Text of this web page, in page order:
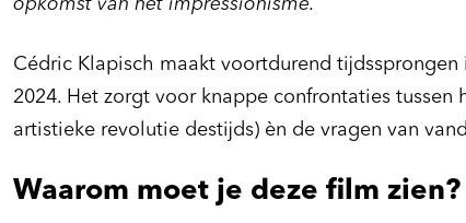
opkomst van het impressionisme.
Cédric Klapisch maakt voortdurend tijdssprongen
2024. Het zorgt voor knappe confrontaties tussen
artistieke revolutie destijds) èn de vragen van
Waarom moet je deze film zien?